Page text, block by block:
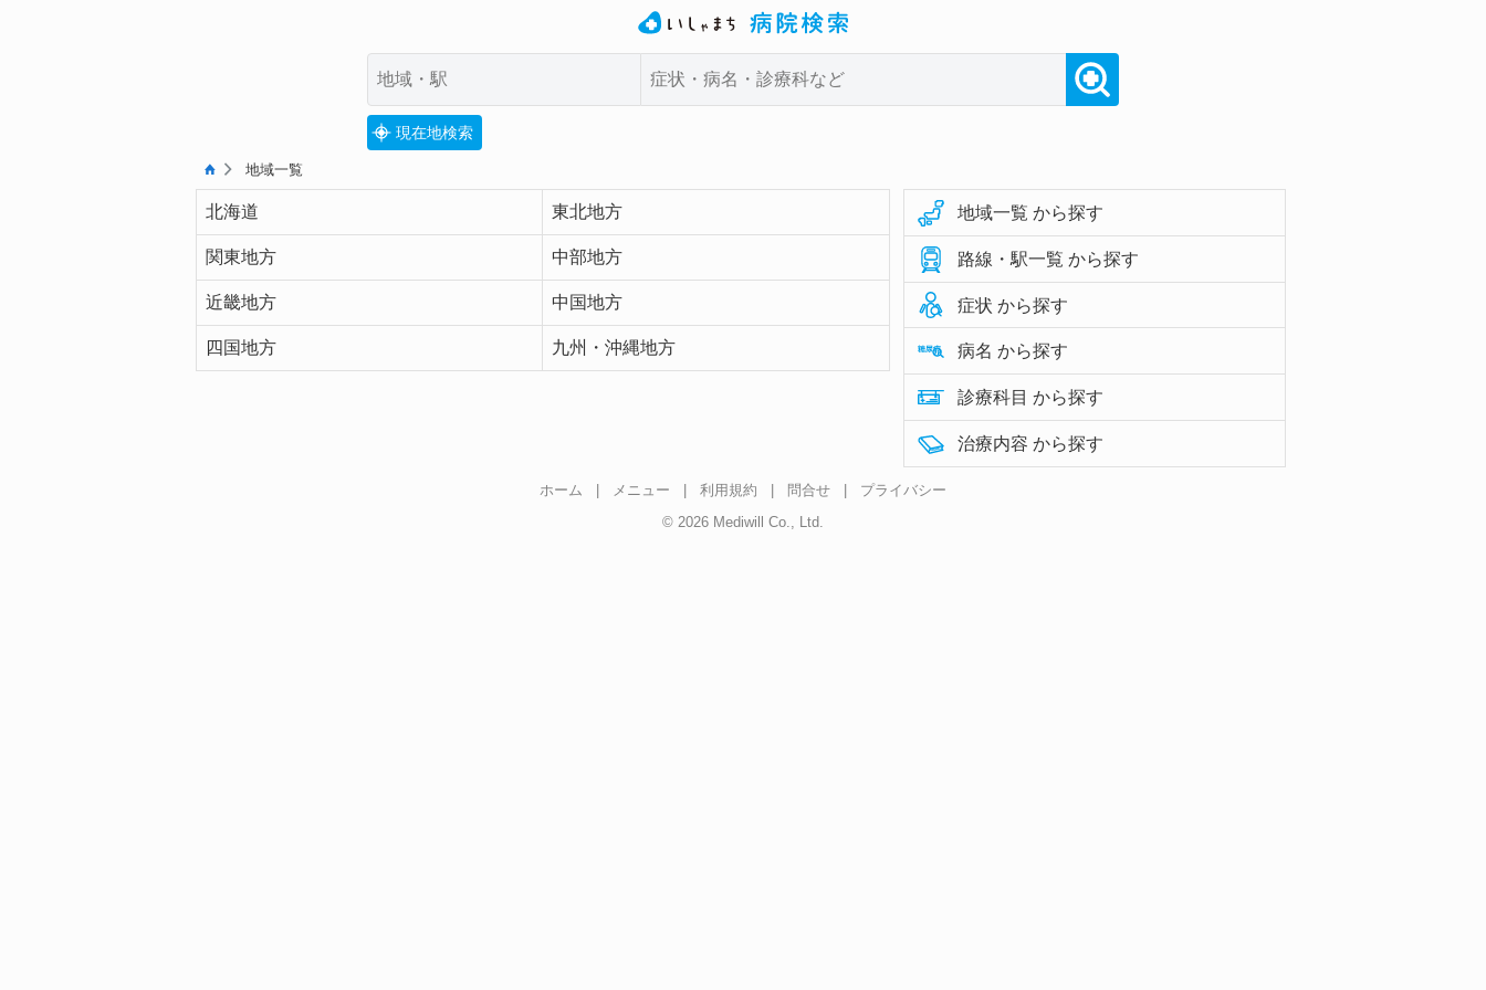
現在地検索
地域一覧
北海道 東北地方
関東地方 中部地方
近畿地方 中国地方
四国地方 九州・沖縄地方
地域一覧 から探す
路線・駅一覧 から探す
症状 から探す
病名 から探す
診療科目 から探す
治療内容 から探す
ホーム | メニュー | 利用規約 | 問合せ |
プライバシー
© 2026 Mediwill Co., Ltd.